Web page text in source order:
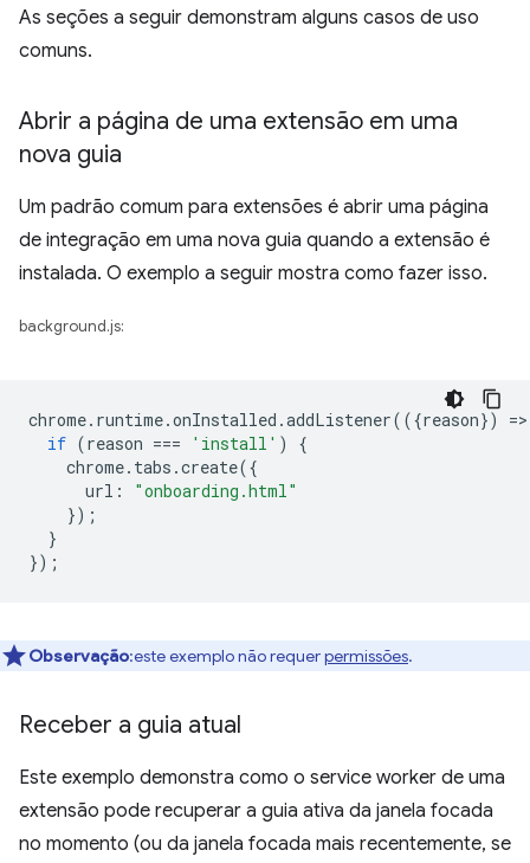
As seções a seguir demonstram alguns casos de uso
comuns.
Abrir a página de uma extensão em uma
nova guia
Um padrão comum para extensões é abrir uma página
de integração em uma nova guia quando a extensão é
instalada. O exemplo a seguir mostra como fazer isso.
background.js:
chrome. runtime.onInstalled .addListener(({reason}) =>
if (reason === 'install' )
{
chrome. tabs .create({
url :
"onboarding.html"
});
}
});
Observação:este exemplo não requerpermissões.
Receber a guia atual
Este exemplo demonstra como o service worker de uma
extensão pode recuperar a guia ativa da janela focada
no momento (ou da janela focada mais recentemente, se